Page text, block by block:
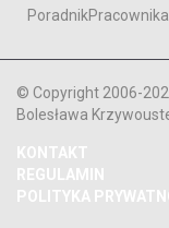
© Copyright 2006-
Bolesława
KONTAKT
REGULAMIN
POLITYKA